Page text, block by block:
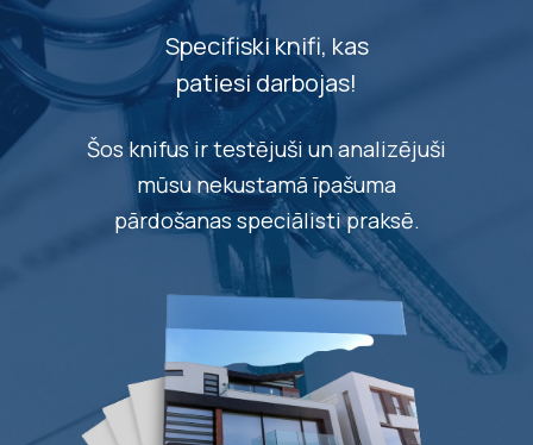
Specifiski knifi, kas
patiesi darbojas!
Šos knifus ir testējuši un analizējuši
mūsu nekustamā īpašuma
pārdošanas speciālisti praksē.